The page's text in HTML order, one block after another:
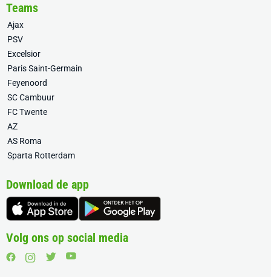
Teams
Ajax
PSV
Excelsior
Paris Saint-Germain
Feyenoord
SC Cambuur
FC Twente
AZ
AS Roma
Sparta Rotterdam
Download de app
Volg ons op social media